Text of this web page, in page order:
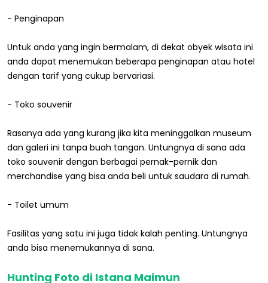
- Penginapan
Untuk anda yang ingin bermalam, di dekat obyek wisata ini
anda dapat menemukan beberapa penginapan atau hotel
dengan tarif yang cukup bervariasi.
- Toko souvenir
Rasanya ada yang kurang jika kita meninggalkan museum
dan galeri ini tanpa buah tangan. Untungnya di sana ada
toko souvenir dengan berbagai pernak-pernik dan
merchandise yang bisa anda beli untuk saudara di rumah.
- Toilet umum
Fasilitas yang satu ini juga tidak kalah penting. Untungnya
anda bisa menemukannya di sana.
Hunting Foto di Istana Maimun